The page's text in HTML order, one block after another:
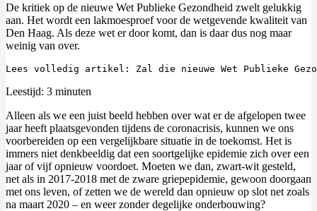
De kritiek op de nieuwe Wet Publieke Gezondheid zwelt gelukkig
aan. Het wordt een lakmoesproef voor de wetgevende kwaliteit van
Den Haag. Als deze wet er door komt, dan is daar dus nog maar
weinig van over.
Lees volledig artikel: Zal die nieuwe Wet Publieke
Leestijd: 3 minuten
Alleen als we een juist beeld hebben over wat er de afgelopen twee
jaar heeft plaatsgevonden tijdens de coronacrisis, kunnen we ons
voorbereiden op een vergelijkbare situatie in de toekomst. Het is
immers niet denkbeeldig dat een soortgelijke epidemie zich over een
jaar of vijf opnieuw voordoet. Moeten we dan, zwart-wit gesteld,
net als in 2017-2018 met de zware griepepidemie, gewoon doorgaan
met ons leven, of zetten we de wereld dan opnieuw op slot net zoals
na maart 2020 – en weer zonder degelijke onderbouwing?